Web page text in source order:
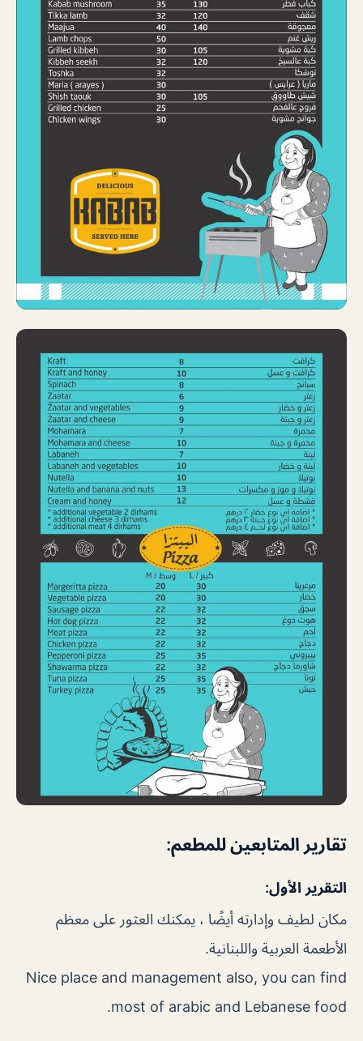
تقارير المتابعين للمطعم:
التقرير الأول:
مكان لطيف وإدارته أيضًا ، يمكنك العثور على معظم
الأطعمة العربية واللبنانية.
Nice place and management also, you can find
most of arabic and Lebanese food.